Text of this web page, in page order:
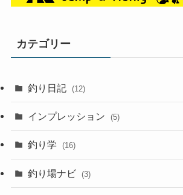
カテゴリー
釣り日記 (12)
インプレッション (5)
釣り学 (16)
釣り場ナビ (3)